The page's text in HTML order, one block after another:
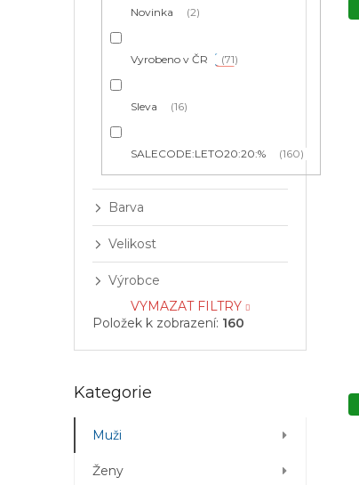
Novinka 2
Vyrobeno v ČR 71
Sleva 16
SALECODE:LETO20:20:% 160
Barva
Velikost
Výrobce
VYMAZAT FILTRY
Položek k zobrazení: 160
Přeskočit
Kategorie
Muži
Ženy
p